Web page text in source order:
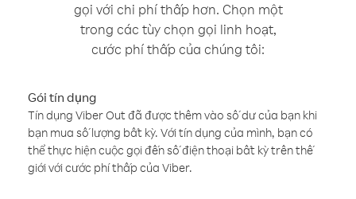
gọi với chi phí thấp hơn. Chọn một
trong các tùy chọn gọi linh hoạt,
cước phí thấp của chúng tôi:
Gói tín dụng
Tín dụng Viber Out đã được thêm vào số dư của bạn khi
bạn mua số lượng bất kỳ. Với tín dụng của mình, bạn có
thể thực hiện cuộc gọi đến số điện thoại bất kỳ trên thế
giới với cước phí thấp của Viber.